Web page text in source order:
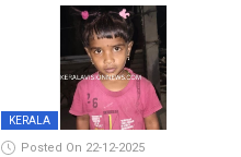
KERALA
Posted On 22-12-2025